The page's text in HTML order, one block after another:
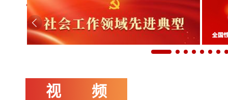
基层强则国家强 基层安则天下安
视 频